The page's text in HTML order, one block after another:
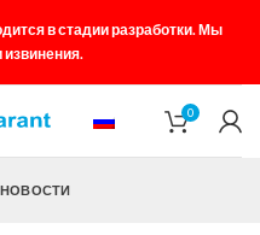
в стадии разработки. Мы
0
НОВОСТИ